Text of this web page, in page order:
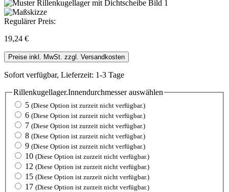
Regulärer Preis:
19,24 €
Preise inkl. MwSt. zzgl. Versandkosten
Sofort verfügbar, Lieferzeit: 1-3 Tage
Rillenkugellager.Innendurchmesserauswählen
5 (Diese Option ist zurzeit nicht verfügbar.)
6 (Diese Option ist zurzeit nicht verfügbar.)
7 (Diese Option ist zurzeit nicht verfügbar.)
8 (Diese Option ist zurzeit nicht verfügbar.)
9 (Diese Option ist zurzeit nicht verfügbar.)
10 (Diese Option ist zurzeit nicht verfügbar.)
12 (Diese Option ist zurzeit nicht verfügbar.)
15 (Diese Option ist zurzeit nicht verfügbar.)
17 (Diese Option ist zurzeit nicht verfügbar.)